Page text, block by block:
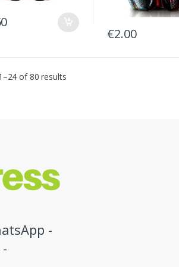
€2.00
of 80 results
-